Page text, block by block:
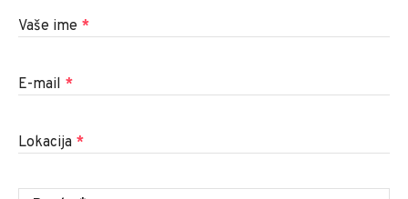
Vaše ime *
E-mail *
Lokacija *